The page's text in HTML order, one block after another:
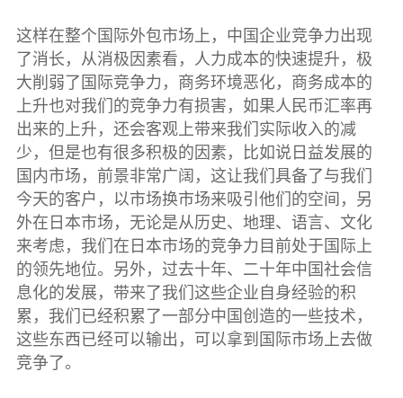
这样在整个国际外包市场上，中国企业竞争力出现
了消长，从消极因素看，人力成本的快速提升，极
大削弱了国际竞争力，商务环境恶化，商务成本的
上升也对我们的竞争力有损害，如果人民币汇率再
出来的上升，还会客观上带来我们实际收入的减
少，但是也有很多积极的因素，比如说日益发展的
国内市场，前景非常广阔，这让我们具备了与我们
今天的客户，以市场换市场来吸引他们的空间，另
外在日本市场，无论是从历史、地理、语言、文化
来考虑，我们在日本市场的竞争力目前处于国际上
的领先地位。另外，过去十年、二十年中国社会信
息化的发展，带来了我们这些企业自身经验的积
累，我们已经积累了一部分中国创造的一些技术，
这些东西已经可以输出，可以拿到国际市场上去做
竞争了。